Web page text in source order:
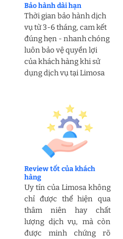
Bảo hành dài hạn
Thời gian bảo hành dịch
vụ từ 3-6 tháng, cam kết
đúng hẹn - nhanh chóng
luôn bảo vệ quyền lợi
của khách hàng khi sử
dụng dịch vụ tại Limosa
Review tốt của khách
hàng
Uy tín của Limosa không
chỉ được thể hiện qua
thâm niên hay chất
lượng dịch vụ, mà còn
được minh chứng rõ